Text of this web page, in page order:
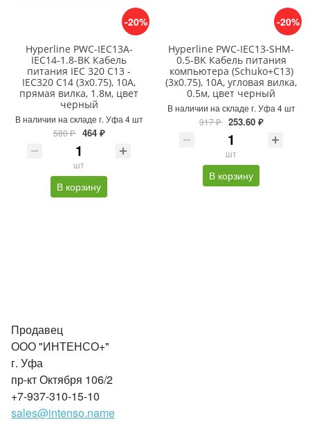
-20%
Hyperline PWC-IEC13A-
IEC14-1.8-BK Кабель
питания IEC 320 C13 -
IEC320 C14 (3x0.75), 10A,
прямая вилка, 1.8м, цвет
черный
В наличии на складе г. Уфа 4 шт
580 ₽ 464 ₽
шт
В корзину
-20%
Hyperline PWC-IEC13-SHM-
0.5-BK Кабель питания
компьютера (Schuko+C13)
(3x0.75), 10A, угловая вилка,
0.5м, цвет черный
В наличии на складе г. Уфа 4 шт
317 ₽ 253.60 ₽
шт
В корзину
Продавец
ООО "ИНТЕНСО+"
г. Уфа
пр-кт Октября 106/2
+7-937-310-15-10
sales@intenso.name